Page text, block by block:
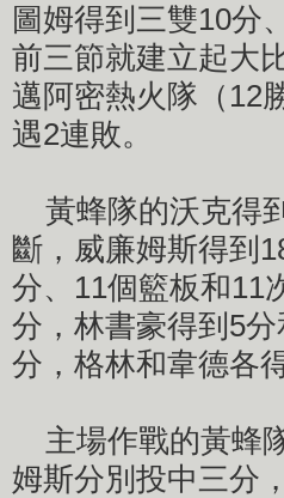
圖姆得到三雙10分
前三節就建立起大
邁阿密熱火隊（12
遇2連敗。
黃蜂隊的沃克得
斷，威廉姆斯得到
分、11個籃板和11
分，林書豪得到5
分，格林和韋德各
主場作戰的黃蜂
姆斯分別投中三分